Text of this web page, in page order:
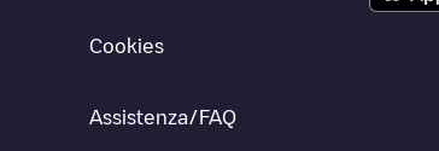
Cookies
Assistenza/FAQ